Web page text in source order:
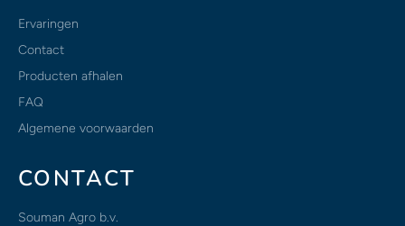
Ervaringen
Contact
Producten afhalen
FAQ
Algemene voorwaarden
CONTACT
Souman Agro b.v.